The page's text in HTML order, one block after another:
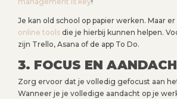
Je kan old school op papier werken. Maar
online tools die je hierbij kunnen helpen.
zijn Trello, Asana of de app To Do.
3. FOCUS EN
Zorg ervoor dat je volledig gefocust aan
Wanneer je je volledige aandacht op je